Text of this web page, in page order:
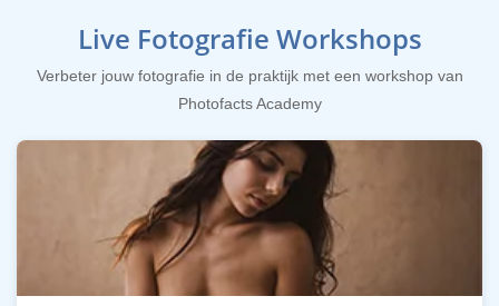
Live Fotografie Workshops
Verbeter jouw fotografie in de praktijk met een workshop van
Photofacts Academy